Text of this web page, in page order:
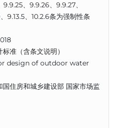
9.9.25、9.9.26、9.9.27、
9.13.5、10.2.6条为强制性条
准（含条文说明）
design of outdoor water
住房和城乡建设部 国家市场监